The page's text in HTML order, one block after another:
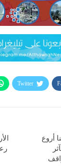
Twitter
أروع